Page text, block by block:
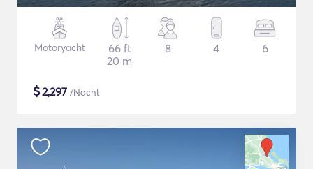
Motoryacht
66 ft
20 m
8 4 6
$2,297 /Nacht